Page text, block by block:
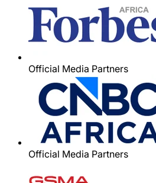
Official Media Partners
Official Media Partners